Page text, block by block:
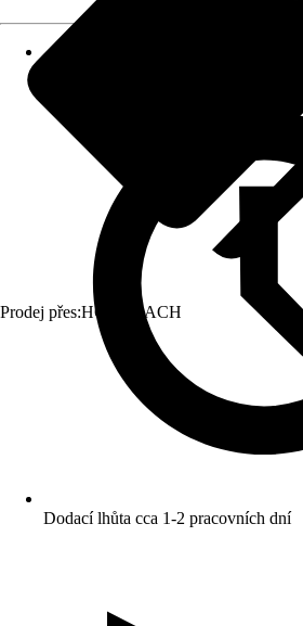
Prodej přes:HORNBACH
Dodací lhůta cca 1-2 pracovních dní